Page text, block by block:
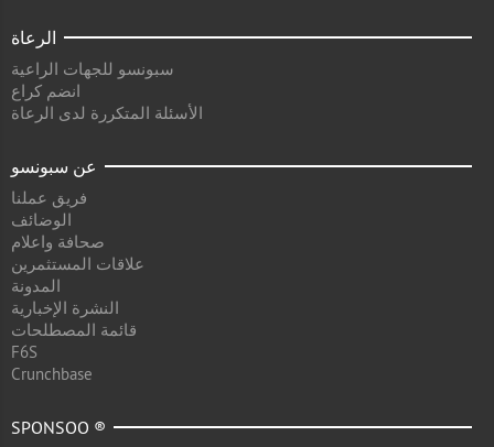
الرعاة
سبونسو للجهات الراعية
انضم كراع
الأسئلة المتكررة لدى الرعاة
عن سبونسو
فريق عملنا
الوضائف
صحافة واعلام
علاقات المستثمرين
المدونة
النشرة الإخبارية
قائمة المصطلحات
F6S
Crunchbase
SPONSOO ®